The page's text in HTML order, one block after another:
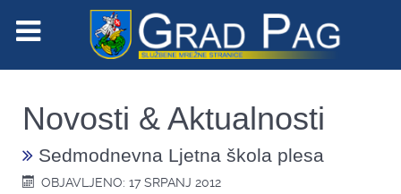
Novosti & Aktualnosti
Sedmodnevna Ljetna škola plesa
OBJAVLJENO: 17 SRPANJ 2012